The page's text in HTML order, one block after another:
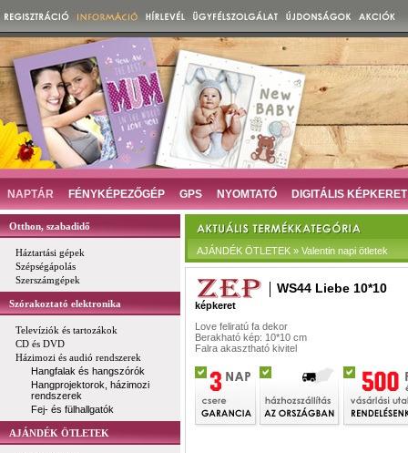
NAPTÁR FÉNYKÉPEZŐGÉP GPS NYOMTATÓ DIGITÁLIS KÉPKERET
Otthon, szabadidő
Háztartási gépek
Szépségápolás
Szerszámgépek
Szórakoztató elektronika
Televíziók és tartozákok
CD és DVD
Házimozi és audió rendszerek
Hangfalak és hangszórók
Hangprojektorok, házimozi
rendszerek
Fej- és fülhallgatók
AJÁNDÉK ÖTLETEK
AJÁNDÉK ÖTLETEK » Valentin napi ötletek
WS44 Liebe 10*10
képkeret
Love feliratú fa dekor
Berakható kép: 10*10 cm
Falra akasztható kivitel